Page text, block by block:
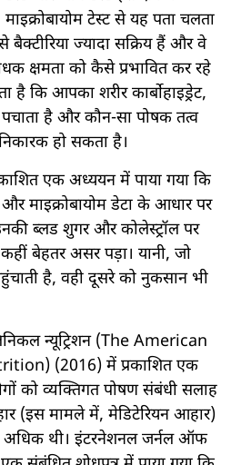
माइक्रोबायोम टेस्ट से यह पता चलता
ज्यादा सक्रिय हैं और वे
क्षमता को कैसे प्रभावित कर रहे
है कि आपका शरीर कार्बोहाइड्रेट,
पचाता है और कौन-सा पोषक तत्व
हो सकता है।
एक अध्ययन में पाया गया कि
माइक्रोबायोम डेटा के आधार पर
ब्लड शुगर और कोलेस्ट्रॉल पर
बेहतर असर पड़ा। यानी, जो
है, वही दूसरे को नुकसान भी
न्यूट्रिशन (The American
(2016) में प्रकाशित एक
को व्यक्तिगत पोषण संबंधी सलाह
(इस मामले में, मेडिटेरियन आहार)
अधिक थी। इंटरनेशनल जर्नल ऑफ